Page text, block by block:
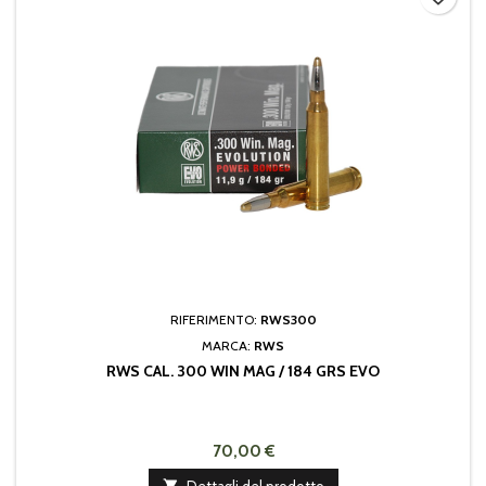
RIFERIMENTO: RWS300
MARCA: RWS
RWS CAL. 300 WIN MAG / 184 GRS EVO
70,00 €